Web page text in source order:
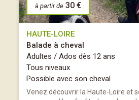
à partir de 30 €
HAUTE-LOIRE
Balade à cheval
Adultes / Ados dès 12 ans
Tous niveaux
Possible avec son cheval
Venez découvrir la Haute-Loire et